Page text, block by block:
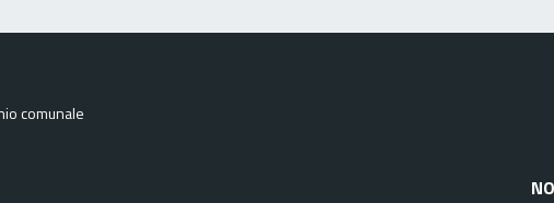
comunale